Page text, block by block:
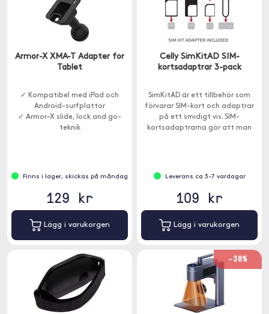
Armor-X XMA-T Adapter for
Tablet
✓ Kompatibel med iPad och
Android-surfplattor
✓ Armor-X slide, lock and go-
teknik
Finns i lager, skickas på måndag
129 kr
Lägg i varukorgen
Celly SimKitAD SIM-
kortsadaptrar 3-pack
SimKitAD är ett tillbehör som
förvarar SIM-kort och adaptrar
på ett smidigt vis. SIM-
kortsadaptrarna gör att man
Leverans ca 3-7 vardagar
109 kr
Lägg i varukorgen
-38%